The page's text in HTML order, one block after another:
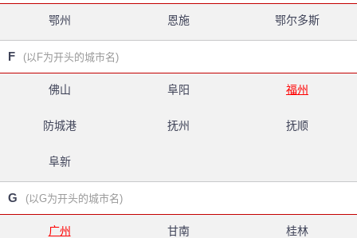
鄂州 恩施 鄂尔多斯
F (以F为开头的城市名)
佛山 阜阳 福州
防城港 抚州 抚顺
阜新
G (以G为开头的城市名)
广州 甘南 桂林